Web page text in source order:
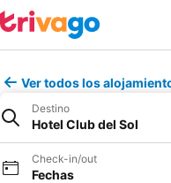
Ver todos los
Destino
Hotel Club del Sol
Check-in/out
Fechas